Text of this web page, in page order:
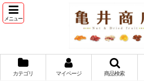
メニュー
カテゴリ マイページ 商品検索